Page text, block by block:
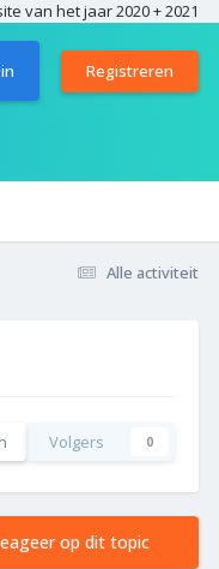
van het jaar 2020 + 2021
Registreren
Alle activiteit
Volgers 0
op dit topic